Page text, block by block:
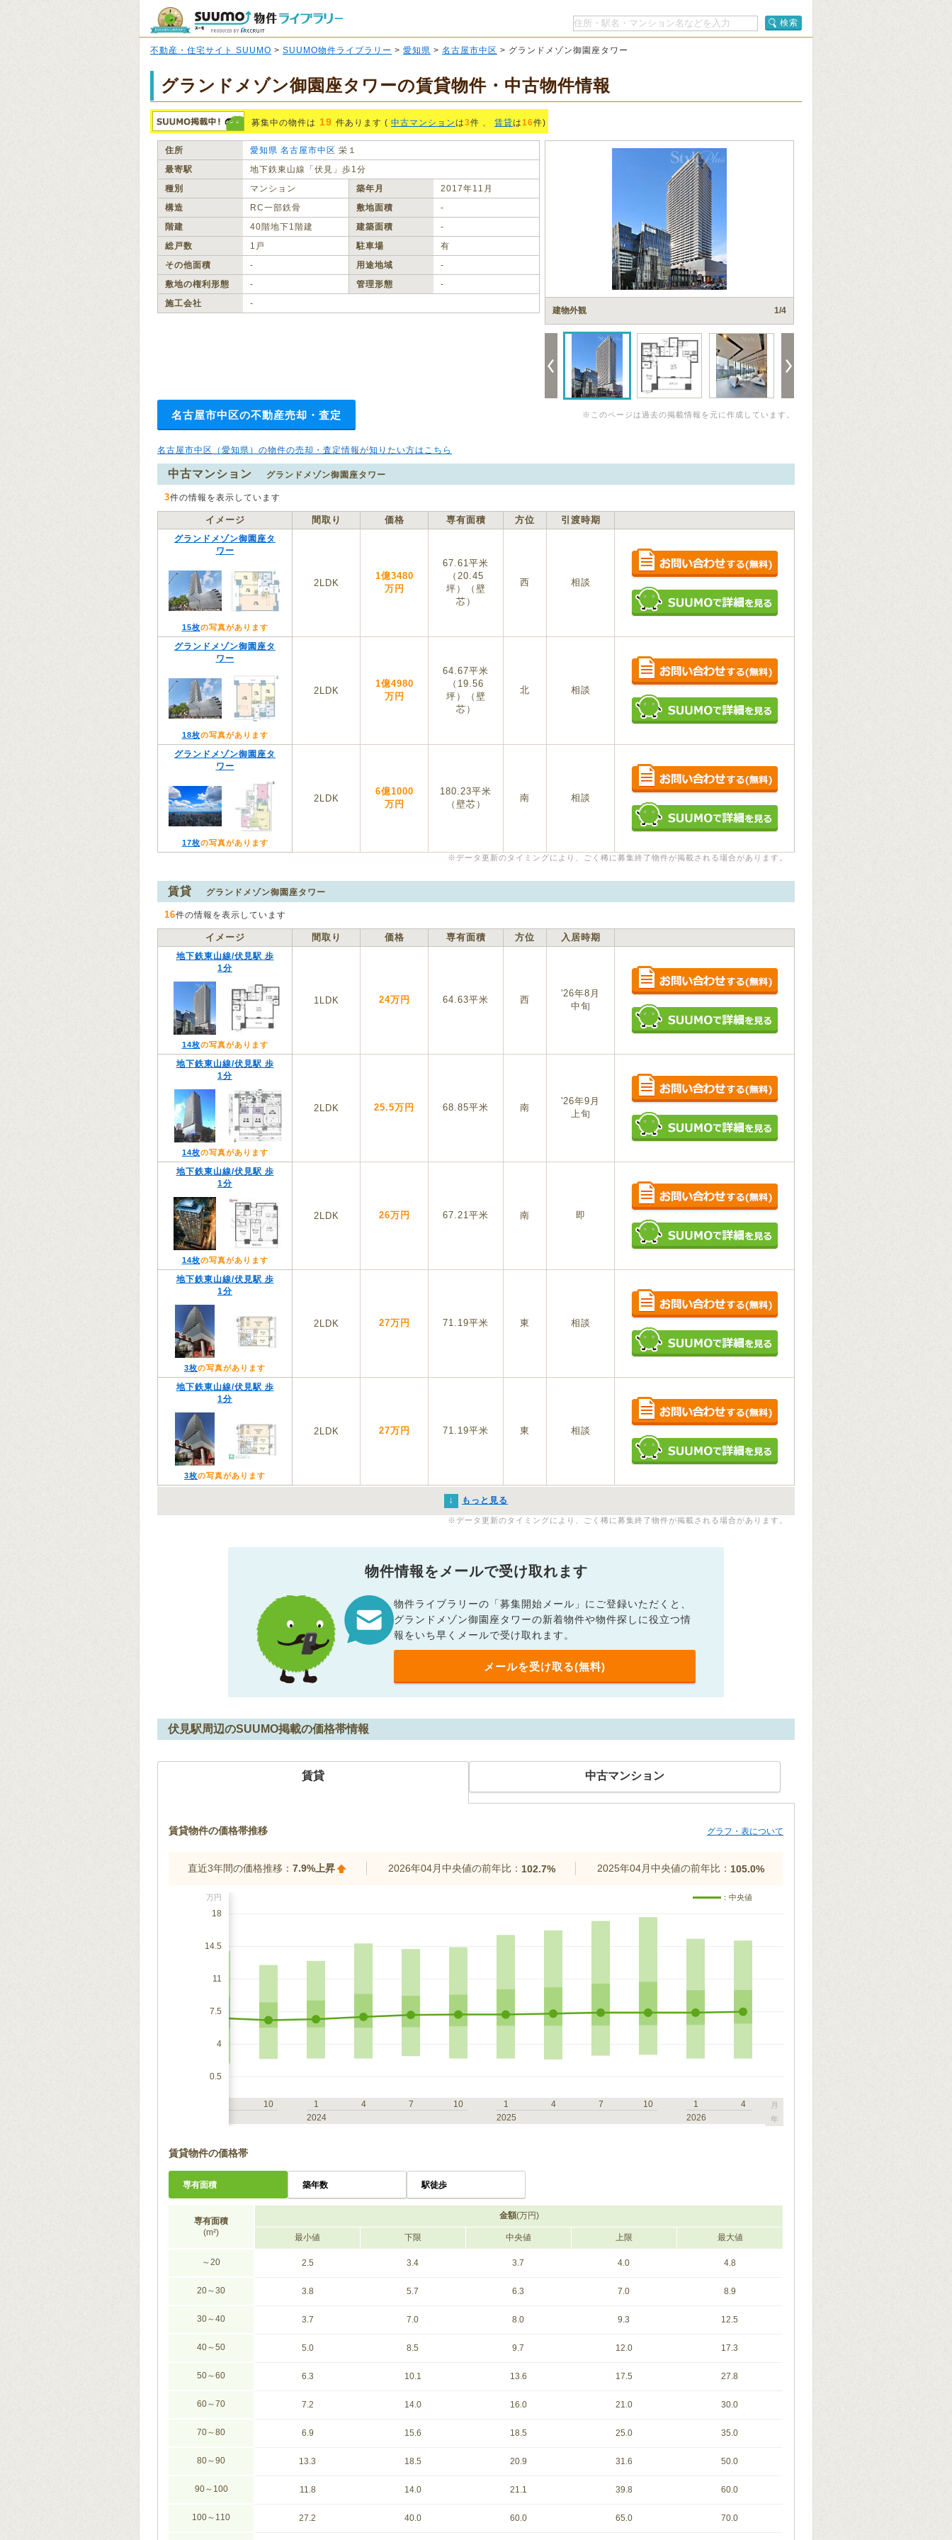
検索
不動産・住宅サイト SUUMO > SUUMO物件ライブラリー > 愛知県 > 名古屋市中区 > グランドメゾン御園座タワー
グランドメゾン御園座タワーの賃貸物件・中古物件情報
募集中の物件は 19 件あります ( 中古マンションは3件 、 賃貸は16件)
住所 愛知県 名古屋市中区 栄１
最寄駅
地下鉄東山線「伏見」歩1分
種別
マンション 築年月
2017年11月
構造
RC一部鉄骨 敷地面積
‐
階建
40階地下1階建 建築面積
‐
総戸数
1戸 駐車場
有
その他面積
‐ 用途地域
‐
敷地の権利形態
‐ 管理形態
‐
施工会社
‐
建物外観 1/4
※このページは過去の掲載情報を元に作成しています。
名古屋市中区の不動産売却・査定
名古屋市中区（愛知県）の物件の売却・査定情報が知りたい方はこちら
中古マンション グランドメゾン御園座タワー
3件の情報を表示しています
イメージ 間取り 価格 専有面積 方位 引渡時期
グランドメゾン御園座タ
ワー
15枚の写真があります
2LDK
1億3480
万円
67.61平米
（20.45
坪）（壁
芯）
西 相談
グランドメゾン御園座タ
ワー
18枚の写真があります
2LDK
1億4980
万円
64.67平米
（19.56
坪）（壁
芯）
北 相談
グランドメゾン御園座タ
ワー
17枚の写真があります
2LDK
6億1000
万円
180.23平米
（壁芯）
南 相談
※データ更新のタイミングにより、ごく稀に募集終了物件が掲載される場合があります。
賃貸 グランドメゾン御園座タワー
16件の情報を表示しています
イメージ 間取り 価格 専有面積 方位 入居時期
地下鉄東山線/伏見駅 歩
1分
14枚の写真があります
1LDK 24万円 64.63平米 西
'26年8月
中旬
地下鉄東山線/伏見駅 歩
1分
14枚の写真があります
2LDK 25.5万円 68.85平米 南
'26年9月
上旬
地下鉄東山線/伏見駅 歩
1分
14枚の写真があります
2LDK 26万円 67.21平米 南 即
地下鉄東山線/伏見駅 歩
1分
3枚の写真があります
2LDK 27万円 71.19平米 東 相談
地下鉄東山線/伏見駅 歩
1分
3枚の写真があります
2LDK 27万円 71.19平米 東 相談
↓ もっと見る
※データ更新のタイミングにより、ごく稀に募集終了物件が掲載される場合があります。
物件情報をメールで受け取れます
物件ライブラリーの「募集開始メール」にご登録いただくと、
グランドメゾン御園座タワーの新着物件や物件探しに役立つ情
報をいち早くメールで受け取れます。
メールを受け取る(無料)
伏見駅周辺のSUUMO掲載の価格帯情報
賃貸 中古マンション
賃貸物件の価格帯推移 グラフ・表について
直近3年間の価格推移： 7.9%上昇 2026年04月中央値の前年比： 102.7% 2025年04月中央値の前年比： 105.0%
万円
18
14.5
11
7.5
4
0.5
：中央値
10
1 4 7
10
2024
1 4 7
10
2025
1
4
2026
月
年
賃貸物件の価格帯
専有面積 築年数 駅徒歩
専有面積
(m²)
金額(万円)
最小値 下限 中央値 上限 最大値
～20 2.5 3.4 3.7 4.0 4.8
20～30 3.8 5.7 6.3 7.0 8.9
30～40 3.7 7.0 8.0 9.3 12.5
40～50 5.0 8.5 9.7 12.0 17.3
50～60 6.3 10.1 13.6 17.5 27.8
60～70 7.2 14.0 16.0 21.0 30.0
70～80 6.9 15.6 18.5 25.0 35.0
80～90 13.3 18.5 20.9 31.6 50.0
90～100 11.8 14.0 21.1 39.8 60.0
100～110 27.2 40.0 60.0 65.0 70.0